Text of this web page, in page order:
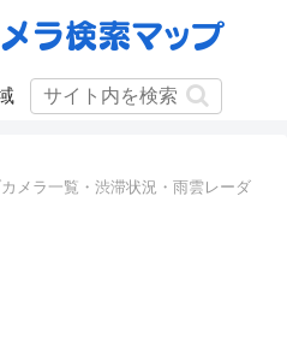
メラ一覧・渋滞状況・雨雲レーダ